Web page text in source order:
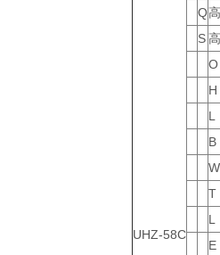
UHZ-58C
Q
S
O
H
L
B
W
T
L
E